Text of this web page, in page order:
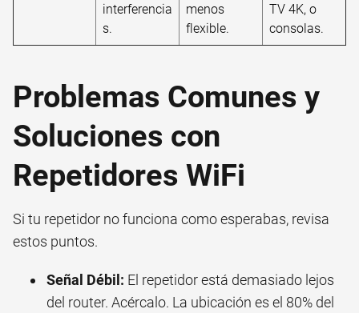
interferencia
s.
menos
flexible.
TV 4K, o
consolas.
Problemas Comunes y
Soluciones con
Repetidores WiFi
Si tu repetidor no funciona como esperabas, revisa
estos puntos.
Señal Débil: El repetidor está demasiado lejos
del router. Acércalo. La ubicación es el 80% del